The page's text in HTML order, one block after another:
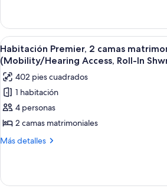
1
habitación
Abrir
todas
las
fotos
de
Habitación
Premier,
2
(Mobility/Hearing
Una
5
Habitación Premier, 2 camas
(Mobility/Hearing Access, Roll-In
402 pies cuadrados
1 habitación
4 personas
2 camas matrimoniales
Más detalles
Más
Premier,